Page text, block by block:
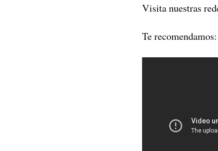
Visita nuestras
Te recomendamos: